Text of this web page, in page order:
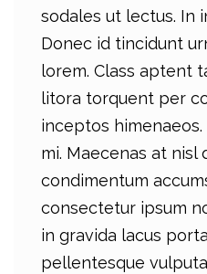
sodales ut lectus. In
Donec id tincidunt
lorem. Class aptent
litora torquent per
inceptos
mi. Maecenas at nisl
condimentum
consectetur ipsum
in gravida lacus
pellentesque